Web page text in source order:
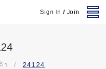
Sign In / Join
า / 24124